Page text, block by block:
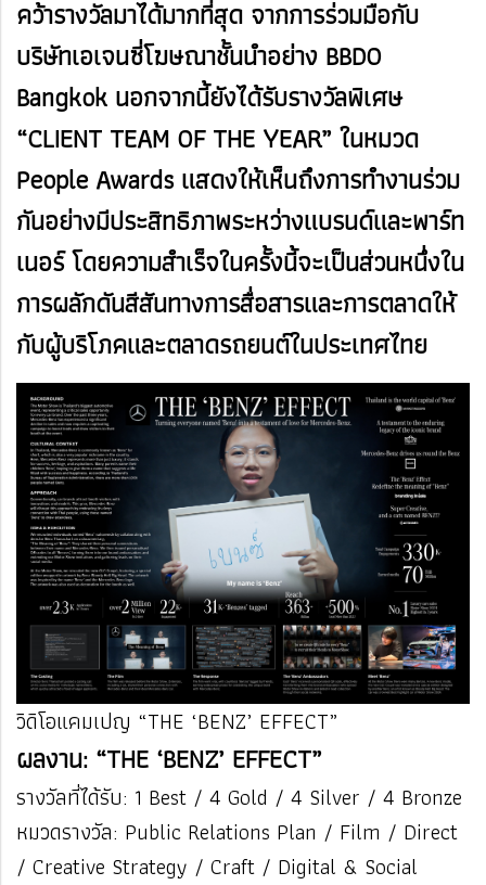
คว้ารางวัลมาได้มากที่สุด จากการร่วมมือกับ
บริษัทเอเจนซี่โฆษณาชั้นนำอย่าง BBDO
Bangkok นอกจากนี้ยังได้รับรางวัลพิเศษ
“CLIENT TEAM OF THE YEAR” ในหมวด
People Awards แสดงให้เห็นถึงการทำงานร่วม
กันอย่างมีประสิทธิภาพระหว่างแบรนด์และพาร์ท
เนอร์ โดยความสำเร็จในครั้งนี้จะเป็นส่วนหนึ่งใน
การผลักดันสีสันทางการสื่อสารและการตลาดให้
กับผู้บริโภคและตลาดรถยนต์ในประเทศไทย
วิดิโอแคมเปญ “THE ‘BENZ’ EFFECT”
ผลงาน: “THE ‘BENZ’ EFFECT”
รางวัลที่ได้รับ: 1 Best / 4 Gold / 4 Silver / 4 Bronze
หมวดรางวัล: Public Relations Plan / Film / Direct
/ Creative Strategy / Craft / Digital & Social